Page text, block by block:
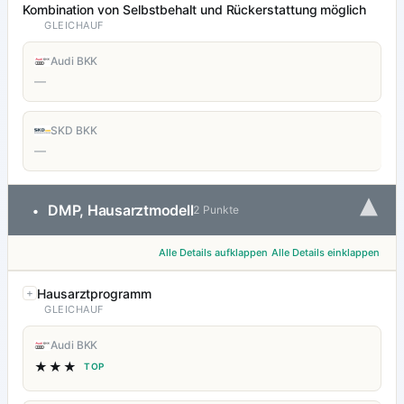
Kombination von Selbstbehalt und Rückerstattung möglich
GLEICHAUF
Audi BKK
—
SKD BKK
—
• DMP, Hausarztmodell2 Punkte ▾
Alle Details aufklappen Alle Details einklappen
Hausarztprogramm
GLEICHAUF
Audi BKK
★★★ TOP